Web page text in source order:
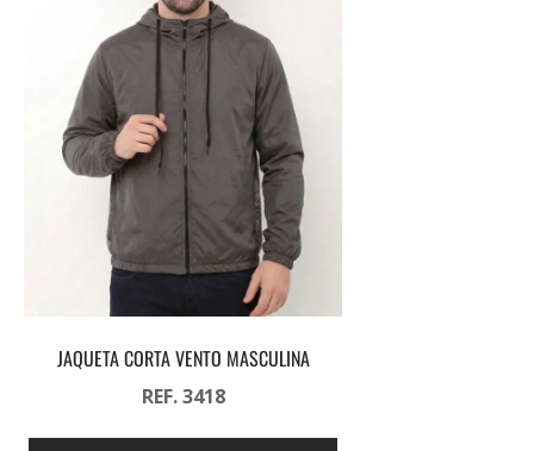
JAQUETA CORTA VENTO MASCULINA
REF. 3418